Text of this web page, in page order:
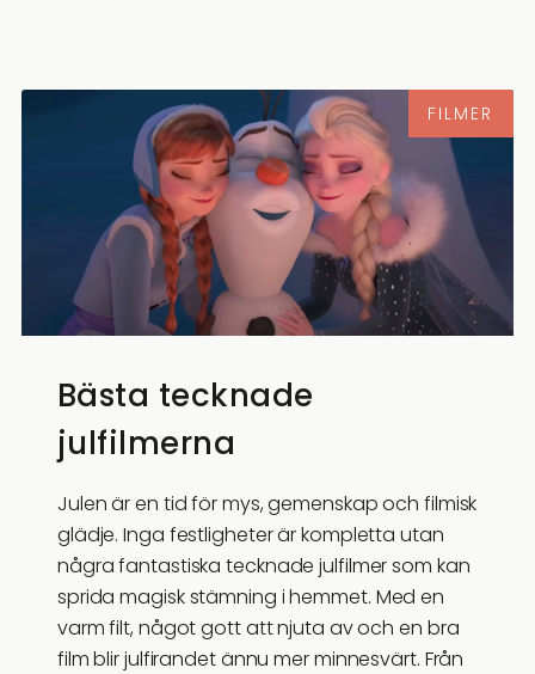
FILMER
Bästa tecknade
julfilmerna
Julen är en tid för mys, gemenskap och filmisk
glädje. Inga festligheter är kompletta utan
några fantastiska tecknade julfilmer som kan
sprida magisk stämning i hemmet. Med en
varm filt, något gott att njuta av och en bra
film blir julfirandet ännu mer minnesvärt. Från